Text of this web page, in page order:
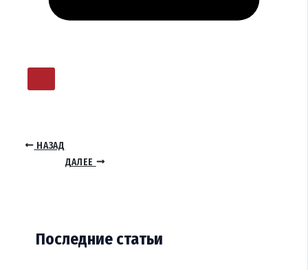
НАЗАД
ДАЛЕЕ
Последние статьи